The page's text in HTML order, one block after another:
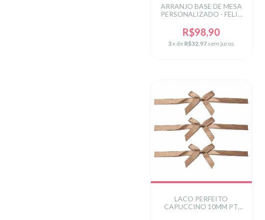
ARRANJO BASE DE MESA
PERSONALIZADO - FELIZ
R$98,90
3x de R$32,97 sem juros
LACO PERFEITO
CAPUCCINO 10MM PT